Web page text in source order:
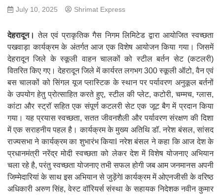
July 10, 2025 Shrimat Express
देहरादून। तेल एवं प्राकृतिक गैस निगम लिमिटेड द्वारा आयोजित स्वच्छता
पखवाड़ा कार्यक्रम के अंतर्गत आज एक विशेष आयोजन किया गया। जिसमें
देहरादून जिले के स्कूली वाहन चालकों को स्टील बर्तन सेट (कटलरी)
वितरित किए गए। देहरादून जिले में कार्यरत लगभग 300 स्कूली ऑटो, वैन एवं
बस चालकों को सिंगल यूज प्लास्टिक के स्थान पर पर्यावरण अनुकूल बर्तनों
के उपयोग हेतु प्रोत्साहित करते हुए, स्टील की प्लेट, कटोरी, चम्मच, ग्लास,
कांटा और स्ट्रॉ सहित एक संपूर्ण कटलरी सेट एक जूट बैग में प्रदान किया
गया। यह प्रयास स्वच्छता, सतत जीवनशैली और पर्यावरण संरक्षण की दिशा
में एक सराहनीय पहल है। कार्यक्रम के मुख्य अतिथि डॉ. नरेश बंसल, सांसद
राज्यसभा ने कार्यक्रम का शुभारंभ कियाI नरेश बंसल ने कहा कि आज देश के
प्रधानमंत्री नरेंद्र मोदी स्वच्छता को लेकर देश में विशेष योजनाए अभियान
चला रहे है, परंतु स्वच्छता योजनाए तभी सफल होगी जब आम जनमानस अपनी
जिम्मेदारियां के साथ इस अभियान से जुड़ेंगेI कार्यक्रम में ओएनजीसी के वरिष्ठ
अधिकारी अरुण सिंह, वेस्ट वॉरियर्स संस्था के सहायक निदेशक नवीन कुमार